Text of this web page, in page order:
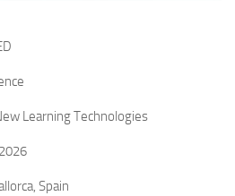
Learning Technologies
Spain